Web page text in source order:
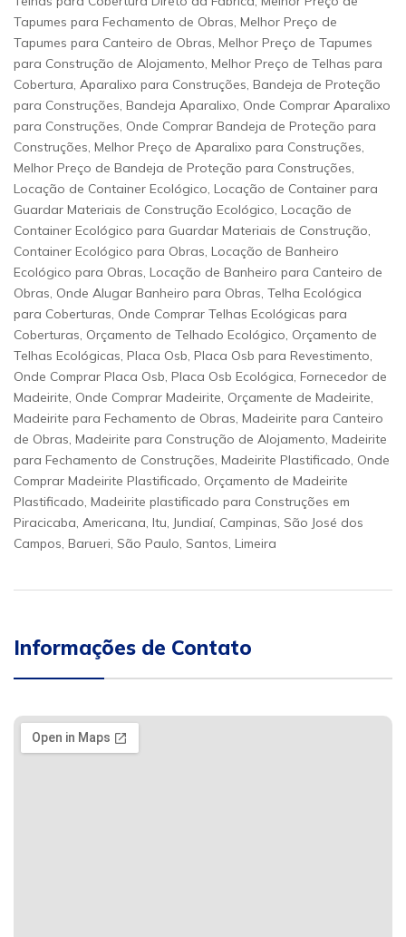
Tapumes para Fechamento de Obras, Melhor Preço de
Tapumes para Canteiro de Obras, Melhor Preço de Tapumes
para Construção de Alojamento, Melhor Preço de Telhas para
Cobertura, Aparalixo para Construções, Bandeja de Proteção
para Construções, Bandeja Aparalixo, Onde Comprar Aparalixo
para Construções, Onde Comprar Bandeja de Proteção para
Construções, Melhor Preço de Aparalixo para Construções,
Melhor Preço de Bandeja de Proteção para Construções,
Locação de Container Ecológico, Locação de Container para
Guardar Materiais de Construção Ecológico, Locação de
Container Ecológico para Guardar Materiais de Construção,
Container Ecológico para Obras, Locação de Banheiro
Ecológico para Obras, Locação de Banheiro para Canteiro de
Obras, Onde Alugar Banheiro para Obras, Telha Ecológica
para Coberturas, Onde Comprar Telhas Ecológicas para
Coberturas, Orçamento de Telhado Ecológico, Orçamento de
Telhas Ecológicas, Placa Osb, Placa Osb para Revestimento,
Onde Comprar Placa Osb, Placa Osb Ecológica, Fornecedor de
Madeirite, Onde Comprar Madeirite, Orçamente de Madeirite,
Madeirite para Fechamento de Obras, Madeirite para Canteiro
de Obras, Madeirite para Construção de Alojamento, Madeirite
para Fechamento de Construções, Madeirite Plastificado, Onde
Comprar Madeirite Plastificado, Orçamento de Madeirite
Plastificado, Madeirite plastificado para Construções em
Piracicaba, Americana, Itu, Jundiaí, Campinas, São José dos
Campos, Barueri, São Paulo, Santos, Limeira
Informações de Contato